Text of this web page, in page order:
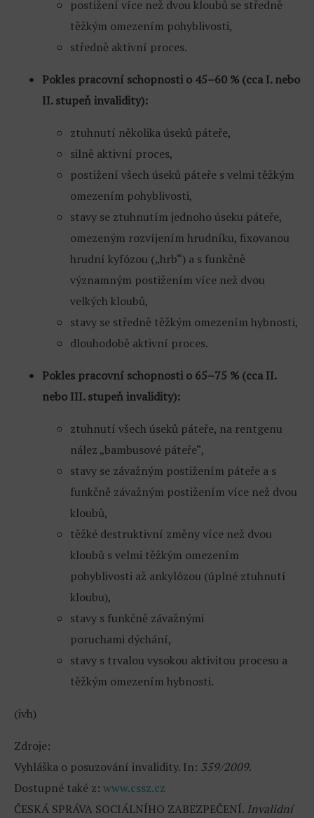
postižení více než dvou kloubů se středně
těžkým omezením pohyblivosti,
středně aktivní proces.
Pokles pracovní schopnosti o 45–60 % (cca I. nebo
II. stupeň invalidity):
ztuhnutí několika úseků páteře,
silně aktivní proces,
postižení všech úseků páteře s velmi těžkým
omezením pohyblivosti,
stavy se ztuhnutím jednoho úseku páteře,
omezeným rozvíjením hrudníku, fixovanou
hrudní kyfózou („hrb“) a s funkčně
významným postižením více než dvou
velkých kloubů,
stavy se středně těžkým omezením hybnosti,
dlouhodobě aktivní proces.
Pokles pracovní schopnosti o 65–75 % (cca II.
nebo III. stupeň invalidity):
ztuhnutí všech úseků páteře, na rentgenu
nález „bambusové páteře“,
stavy se závažným postižením páteře a s
funkčně závažným postižením více než dvou
kloubů,
těžké destruktivní změny více než dvou
kloubů s velmi těžkým omezením
pohyblivosti až ankylózou (úplné ztuhnutí
kloubu),
stavy s funkčně závažnými
poruchami dýchání,
stavy s trvalou vysokou aktivitou procesu a
těžkým omezením hybnosti.
(ivh)
Zdroje:
Vyhláška o posuzování invalidity. In: 359/2009.
Dostupné také z: www.cssz.cz
ČESKÁ SPRÁVA SOCIÁLNÍHO ZABEZPEČENÍ. Invalidní